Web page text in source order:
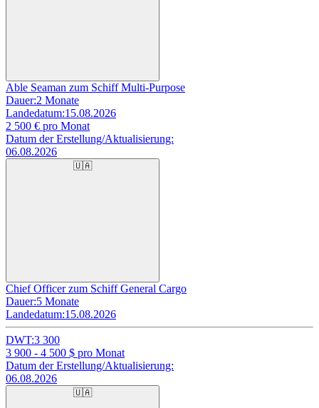
Able Seaman zum Schiff Multi-Purpose
Dauer:2 Monate
Landedatum:15.08.2026
2 500 € pro Monat
Datum der Erstellung/Aktualisierung:
06.08.2026
🇺🇦
Chief Officer zum Schiff General Cargo
Dauer:5 Monate
Landedatum:15.08.2026
DWT:3 300
3 900 - 4 500 $ pro Monat
Datum der Erstellung/Aktualisierung:
06.08.2026
🇺🇦